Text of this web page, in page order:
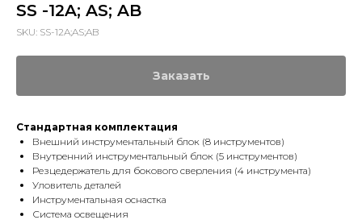
SS -12A; AS; AB
SKU: SS-12A;AS;AB
Заказать
Стандартная комплектация
Внешний инструментальный блок (8 инструментов)
Внутренний инструментальный блок (5 инструментов)
Резцедержатель для бокового сверления (4 инструмента)
Уловитель деталей
Инструментальная оснастка
Система освещения